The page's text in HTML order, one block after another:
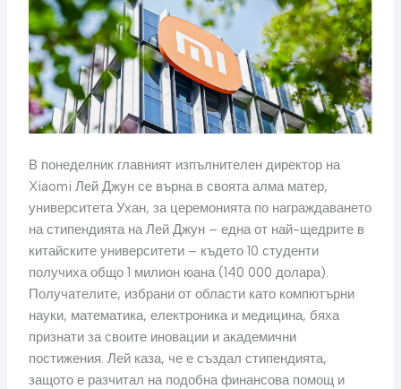
В понеделник главният изпълнителен директор на
Xiaomi Лей Джун се върна в своята алма матер,
университета Ухан, за церемонията по награждаването
на стипендията на Лей Джун – една от най-щедрите в
китайските университети – където 10 студенти
получиха общо 1 милион юана (140 000 долара).
Получателите, избрани от области като компютърни
науки, математика, електроника и медицина, бяха
признати за своите иновации и академични
постижения. Лей каза, че е създал стипендията,
защото е разчитал на подобна финансова помощ и